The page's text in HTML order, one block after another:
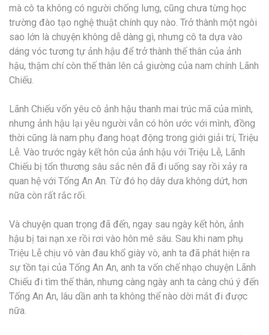
mà cô ta không có người chống lưng, cũng chưa từng học
trường đào tạo nghệ thuật chính quy nào. Trở thành một ngôi
sao lớn là chuyện không dễ dàng gì, nhưng cô ta dựa vào
dáng vóc tương tự ảnh hậu để trở thành thế thân của ảnh
hậu, thậm chí còn thế thân lên cả giường của nam chính Lãnh
Chiếu.
Lãnh Chiếu vốn yêu cô ảnh hậu thanh mai trúc mã của mình,
nhưng ảnh hậu lại yêu người vẫn có hôn ước với mình, đồng
thời cũng là nam phụ đang hoạt động trong giới giải trí, Triệu
Lễ. Vào trước ngày kết hôn của ảnh hậu với Triệu Lễ, Lãnh
Chiếu bị tổn thương sâu sắc nên đã đi uống say rồi xảy ra
quan hệ với Tống An An. Từ đó họ dây dưa không dứt, hơn
nữa còn rất rắc rối.
Và chuyện quan trọng đã đến, ngay sau ngày kết hôn, ảnh
hậu bị tai nạn xe rồi rơi vào hôn mê sâu. Sau khi nam phụ
Triệu Lễ chịu vô vàn đau khổ giày vò, anh ta đã phát hiện ra
sự tồn tại của Tống An An, anh ta vốn chế nhạo chuyện Lãnh
Chiếu đi tìm thế thân, nhưng càng ngày anh ta càng chú ý đến
Tống An An, lâu dần anh ta không thể nào dời mắt đi được
nữa.